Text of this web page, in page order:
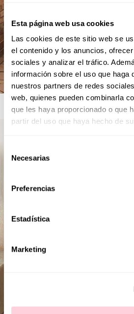
Esta página web usa cookies
Las cookies de este sitio web se
el contenido y los anuncios,
sociales y analizar el tráfico.
información sobre el uso que haga
nuestros partners de redes
web, quienes pueden combinarla
que les haya proporcionado o que
partir del uso que haya hecho de
Necesarias
Preferencias
Estadística
Marketing
AIRE ROYALE